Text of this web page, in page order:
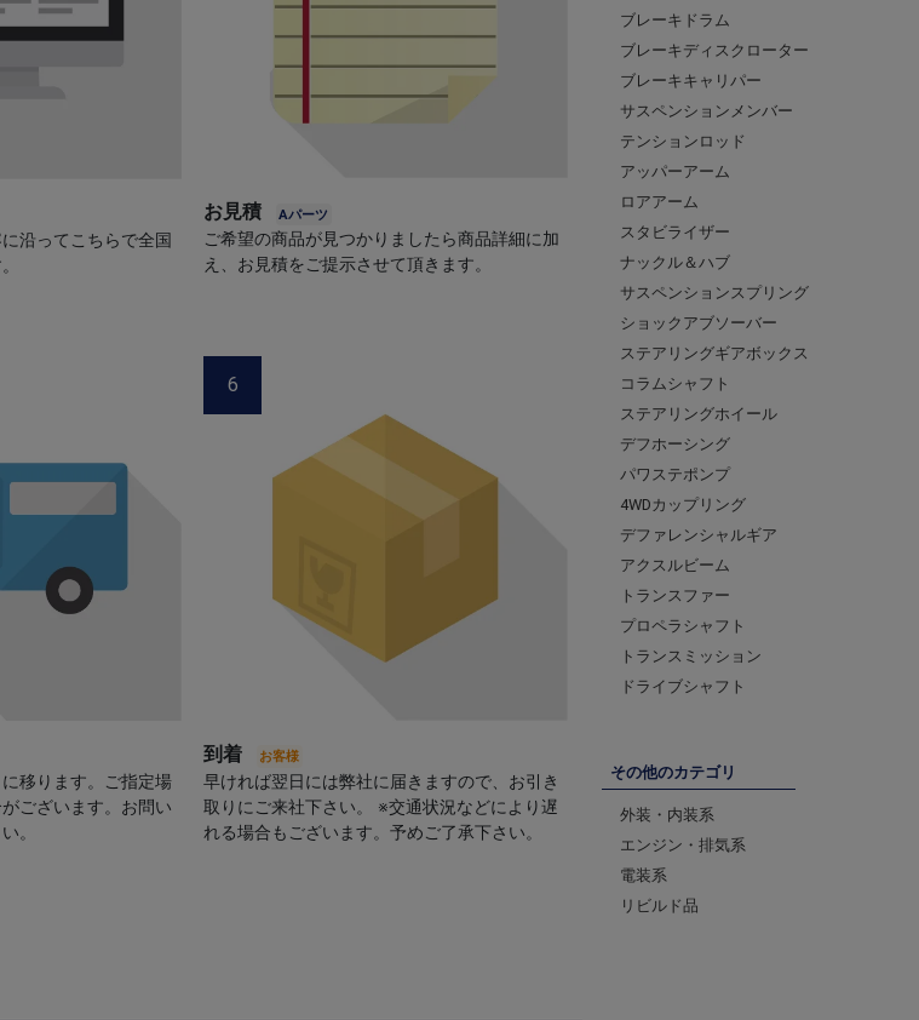
沿ってこちらで全国
お見積
ご希望の商品が見つかりましたら商品詳細に加
え、お見積をご提示させて頂きます。
移ります。ご指定場
ございます。お問い
。
6
到着
早ければ翌日には弊社に届きますので、お引き
取りにご来社下さい。 ※交通状況などにより遅
れる場合もございます。予めご了承下さい。
ブレーキドラム
ブレーキディスクローター
ブレーキキャリパー
サスペンションメンバー
テンションロッド
アッパーアーム
ロアアーム
スタビライザー
ナックル＆ハブ
サスペンションスプリング
ショックアブソーバー
ステアリングギアボックス
コラムシャフト
ステアリングホイール
デフホーシング
パワステポンプ
4WDカップリング
デファレンシャルギア
アクスルビーム
トランスファー
プロペラシャフト
トランスミッション
ドライブシャフト
その他のカテゴリ
外装・内装系
エンジン・排気系
電装系
リビルド品